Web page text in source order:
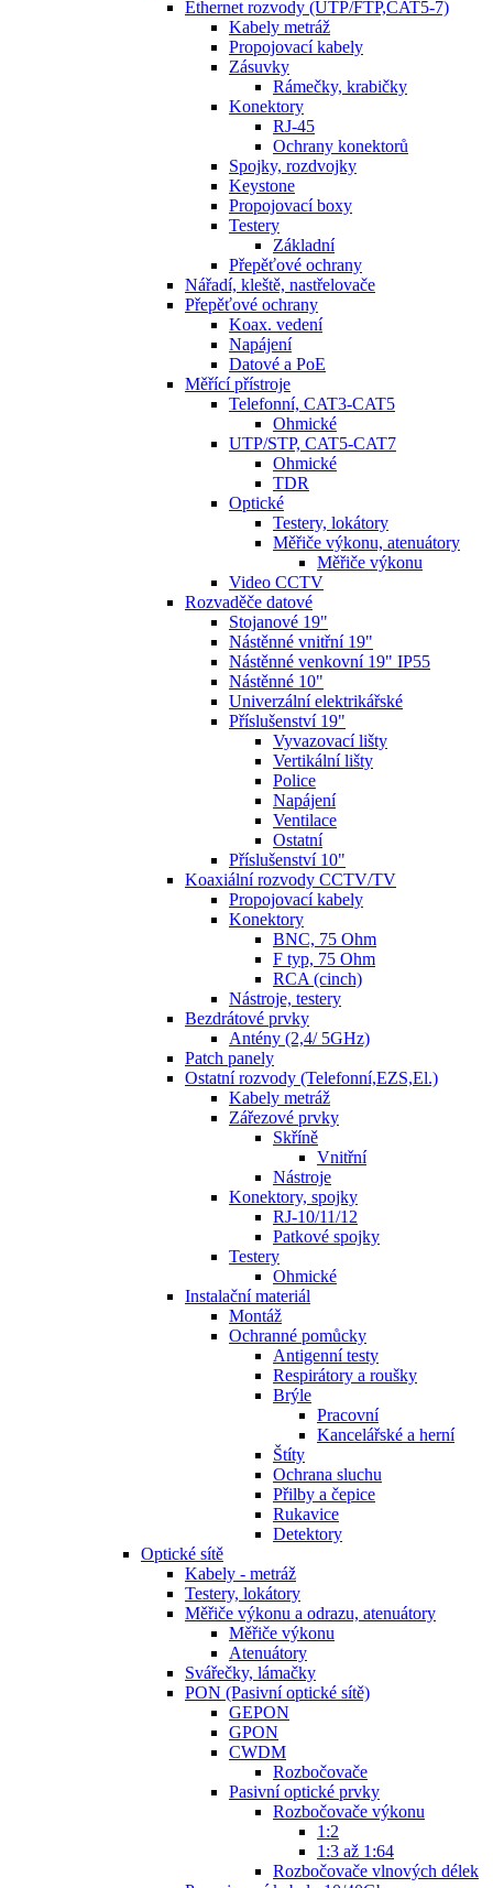
Ethernet rozvody (UTP/FTP,CAT5-7)
Kabely metráž
Propojovací kabely
Zásuvky
Rámečky, krabičky
Konektory
RJ-45
Ochrany konektorů
Spojky, rozdvojky
Keystone
Propojovací boxy
Testery
Základní
Přepěťové ochrany
Nářadí, kleště, nastřelovače
Přepěťové ochrany
Koax. vedení
Napájení
Datové a PoE
Měřící přístroje
Telefonní, CAT3-CAT5
Ohmické
UTP/STP, CAT5-CAT7
Ohmické
TDR
Optické
Testery, lokátory
Měřiče výkonu, atenuátory
Měřiče výkonu
Video CCTV
Rozvaděče datové
Stojanové 19"
Nástěnné vnitřní 19"
Nástěnné venkovní 19" IP55
Nástěnné 10"
Univerzální elektrikářské
Příslušenství 19"
Vyvazovací lišty
Vertikální lišty
Police
Napájení
Ventilace
Ostatní
Příslušenství 10"
Koaxiální rozvody CCTV/TV
Propojovací kabely
Konektory
BNC, 75 Ohm
F typ, 75 Ohm
RCA (cinch)
Nástroje, testery
Bezdrátové prvky
Antény (2,4/ 5GHz)
Patch panely
Ostatní rozvody (Telefonní,EZS,El.)
Kabely metráž
Zářezové prvky
Skříně
Vnitřní
Nástroje
Konektory, spojky
RJ-10/11/12
Patkové spojky
Testery
Ohmické
Instalační materiál
Montáž
Ochranné pomůcky
Antigenní testy
Respirátory a roušky
Brýle
Pracovní
Kancelářské a herní
Štíty
Ochrana sluchu
Přilby a čepice
Rukavice
Detektory
Optické sítě
Kabely - metráž
Testery, lokátory
Měřiče výkonu a odrazu, atenuátory
Měřiče výkonu
Atenuátory
Svářečky, lámačky
PON (Pasivní optické sítě)
GEPON
GPON
CWDM
Rozbočovače
Pasivní optické prvky
Rozbočovače výkonu
1:2
1:3 až 1:64
Rozbočovače vlnových délek